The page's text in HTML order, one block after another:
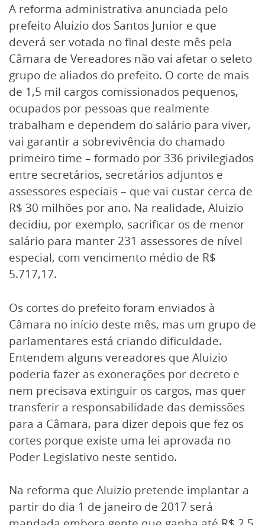
A reforma administrativa anunciada pelo
prefeito Aluizio dos Santos Junior e que
deverá ser votada no final deste mês pela
Câmara de Vereadores não vai afetar o seleto
grupo de aliados do prefeito. O corte de mais
de 1,5 mil cargos comissionados pequenos,
ocupados por pessoas que realmente
trabalham e dependem do salário para viver,
vai garantir a sobrevivência do chamado
primeiro time – formado por 336 privilegiados
entre secretários, secretários adjuntos e
assessores especiais – que vai custar cerca de
R$ 30 milhões por ano. Na realidade, Aluizio
decidiu, por exemplo, sacrificar os de menor
salário para manter 231 assessores de nível
especial, com vencimento médio de R$
5.717,17.
Os cortes do prefeito foram enviados à
Câmara no início deste mês, mas um grupo de
parlamentares está criando dificuldade.
Entendem alguns vereadores que Aluizio
poderia fazer as exonerações por decreto e
nem precisava extinguir os cargos, mas quer
transferir a responsabilidade das demissões
para a Câmara, para dizer depois que fez os
cortes porque existe uma lei aprovada no
Poder Legislativo neste sentido.
Na reforma que Aluizio pretende implantar a
partir do dia 1 de janeiro de 2017 será